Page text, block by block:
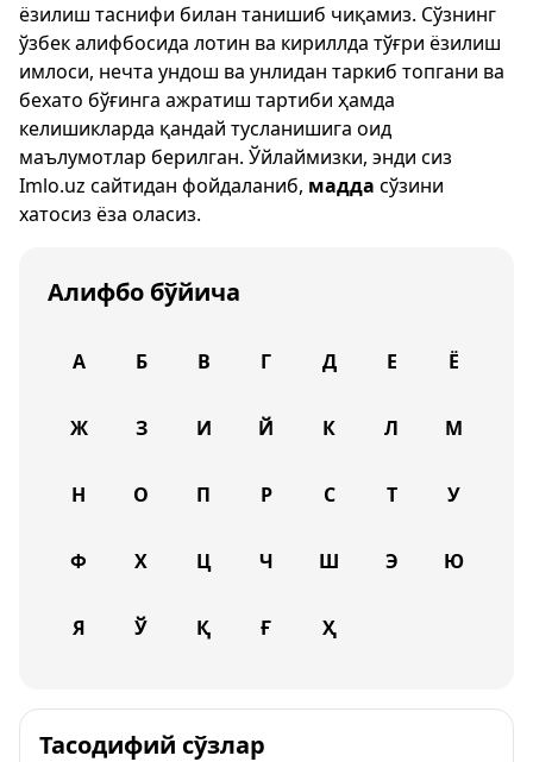
ёзилиш таснифи билан танишиб чиқамиз. Сўзнинг
ўзбек алифбосида лотин ва кириллда тўғри ёзилиш
имлоси, нечта ундош ва унлидан таркиб топгани ва
бехато бўғинга ажратиш тартиби ҳамда
келишикларда қандай тусланишига оид
маълумотлар берилган. Ўйлаймизки, энди сиз
Imlo.uz сайтидан фойдаланиб, мадда сўзини
хатосиз ёза оласиз.
Алифбо бўйича
А Б В Г Д Е Ё
Ж З И Й К Л М
Н О П Р С Т У
Ф Х Ц Ч Ш Э Ю
Я Ў Қ Ғ Ҳ
Тасодифий сўзлар